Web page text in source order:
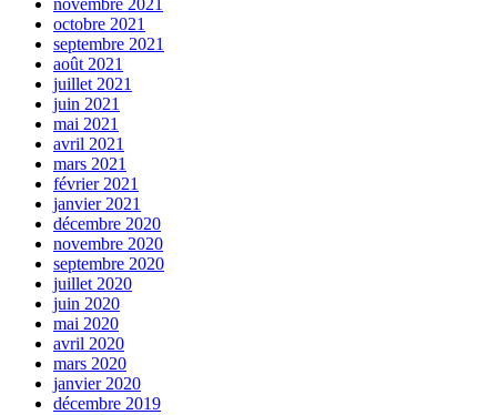
novembre 2021
octobre 2021
septembre 2021
août 2021
juillet 2021
juin 2021
mai 2021
avril 2021
mars 2021
février 2021
janvier 2021
décembre 2020
novembre 2020
septembre 2020
juillet 2020
juin 2020
mai 2020
avril 2020
mars 2020
janvier 2020
décembre 2019